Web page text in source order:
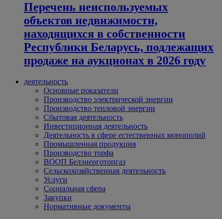
Перечень неиспользуемых
объектов недвижимости,
находящихся в собственности
Республики Беларусь, подлежащих
продаже на аукционах в 2026 году
деятельность
Основные показатели
Производство электрической энергии
Производство тепловой энергии
Сбытовая деятельность
Инвестиционная деятельность
Деятельность в сфере естественных монополий
Промышленная продукция
Производство торфа
ВООП Белэнерготопгаз
Сельскохозяйственная деятельность
Услуги
Социальная сфера
Закупки
Нормативные документы